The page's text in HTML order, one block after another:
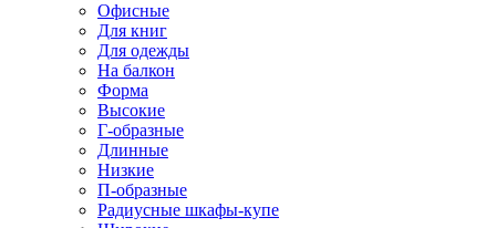
Офисные
Для книг
Для одежды
На балкон
Форма
Высокие
Г-образные
Длинные
Низкие
П-образные
Радиусные шкафы-купе